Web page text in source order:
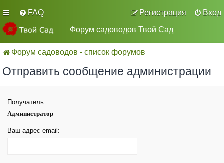
FAQ Вход
Регистрация
Форум садоводов Твой Сад
Форум садоводов - список форумов
Отправить сообщение администрации
Получатель:
Администратор
Ваш адрес email: